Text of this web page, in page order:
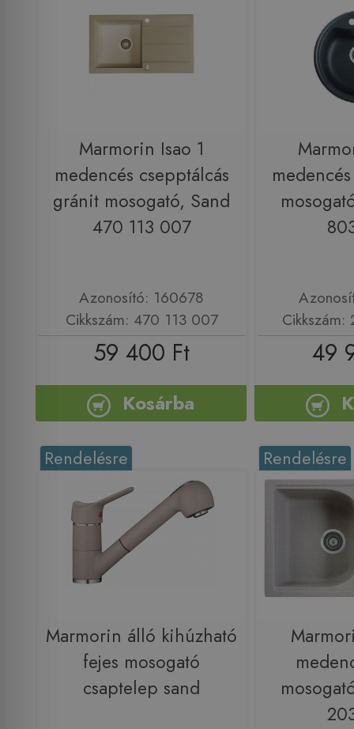
Marmorin Isao 1
medencés csepptálcás
gránit mosogató, Sand
470 113 007
Azonosító: 160678
Cikkszám: 470 113 007
59 400 Ft
Kosárba
49
Rendelésre
Marmorin álló kihúzható
fejes mosogató
csaptelep sand
Rendelésre